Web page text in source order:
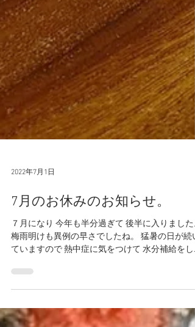
2022年7月1日
7月のお休みのお知らせ。
７月になり 今年も半分過ぎて 後半に入りました
梅雨明けも異例の早さでしたね。 猛暑の日が続い
不穏な状況が続いていますので 早く収束しますよ
う 平和な日々を強く願います。 〈...